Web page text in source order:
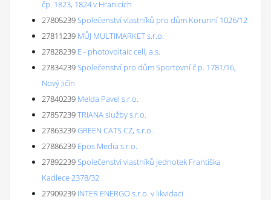
čp. 1823, 1824 v Hranicích
27805239Společenství vlastníků pro dům Korunní 1026/12
27811239 MŮJ MULTIMARKET s.r.o.
27828239 E - photovoltaic cell, a.s.
27834239Společenství pro dům Sportovní č.p. 1781/16,
Nový Jičín
27840239 Melda Pavel s.r.o.
27857239TRIANA služby s.r.o.
27863239GREEN CATS CZ, s.r.o.
27886239 Epos Media s.r.o.
27892239Společenství vlastníků jednotek Františka
Kadlece 2378/32
27909239 INTER ENERGO s.r.o. v likvidaci